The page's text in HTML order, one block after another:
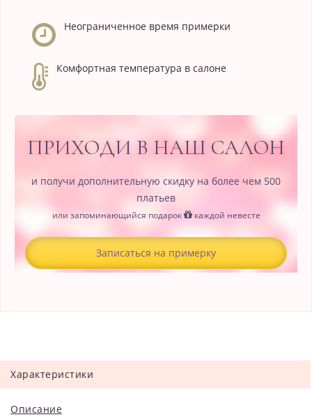
Неограниченное время примерки
Комфортная температура в салоне
ПРИХОДИ В НАШ САЛОН
и получи дополнительную скидку на более чем 500
платьев
или запоминающийся подарок каждой невесте
Записаться на примерку
Характеристики
Описание